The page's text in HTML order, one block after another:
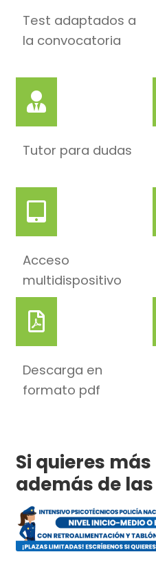
Test adaptados a
la convocatoria
Tutor para dudas
Acceso
multidispositivo
Descarga en
formato pdf
Si quieres
además de